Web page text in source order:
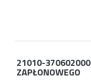
21010-370602000
ZAPŁONOWEGO